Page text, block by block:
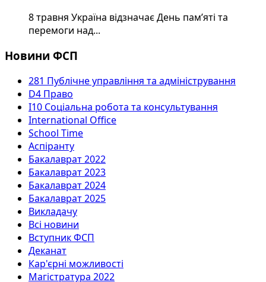
8 травня Україна відзначає День пам’яті та
перемоги над...
Новини ФСП
281 Публічне управління та адміністрування
D4 Право
I10 Соціальна робота та консультування
International Office
School Time
Аспіранту
Бакалаврат 2022
Бакалаврат 2023
Бакалаврат 2024
Бакалаврат 2025
Викладачу
Всі новини
Вступник ФСП
Деканат
Кар'єрні можливості
Магістратура 2022